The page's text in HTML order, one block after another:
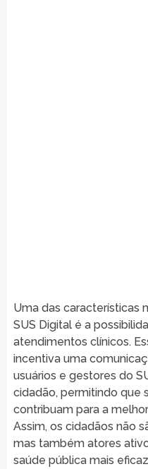
Uma das características
SUS Digital é a
atendimentos clínicos.
incentiva uma
usuários e gestores do
cidadão, permitindo que
contribuam para a
Assim, os cidadãos não
mas também atores
saúde pública mais